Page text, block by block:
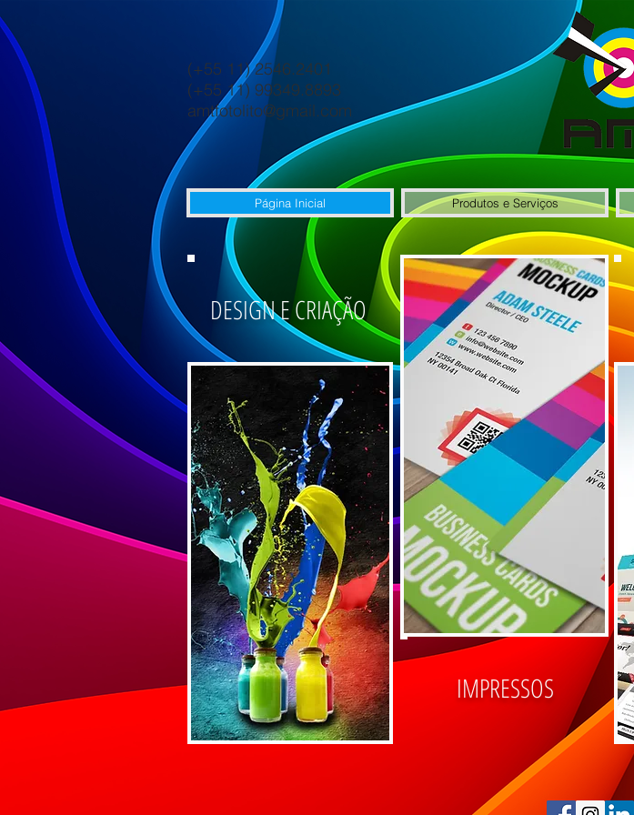
(+55 11) 2546.2401
(+55 11) 99349.8893
amtfotolito@gmail.com
Página Inicial Produtos e Serviços
DESIGN E CRIAÇÃO
IMPRESSOS